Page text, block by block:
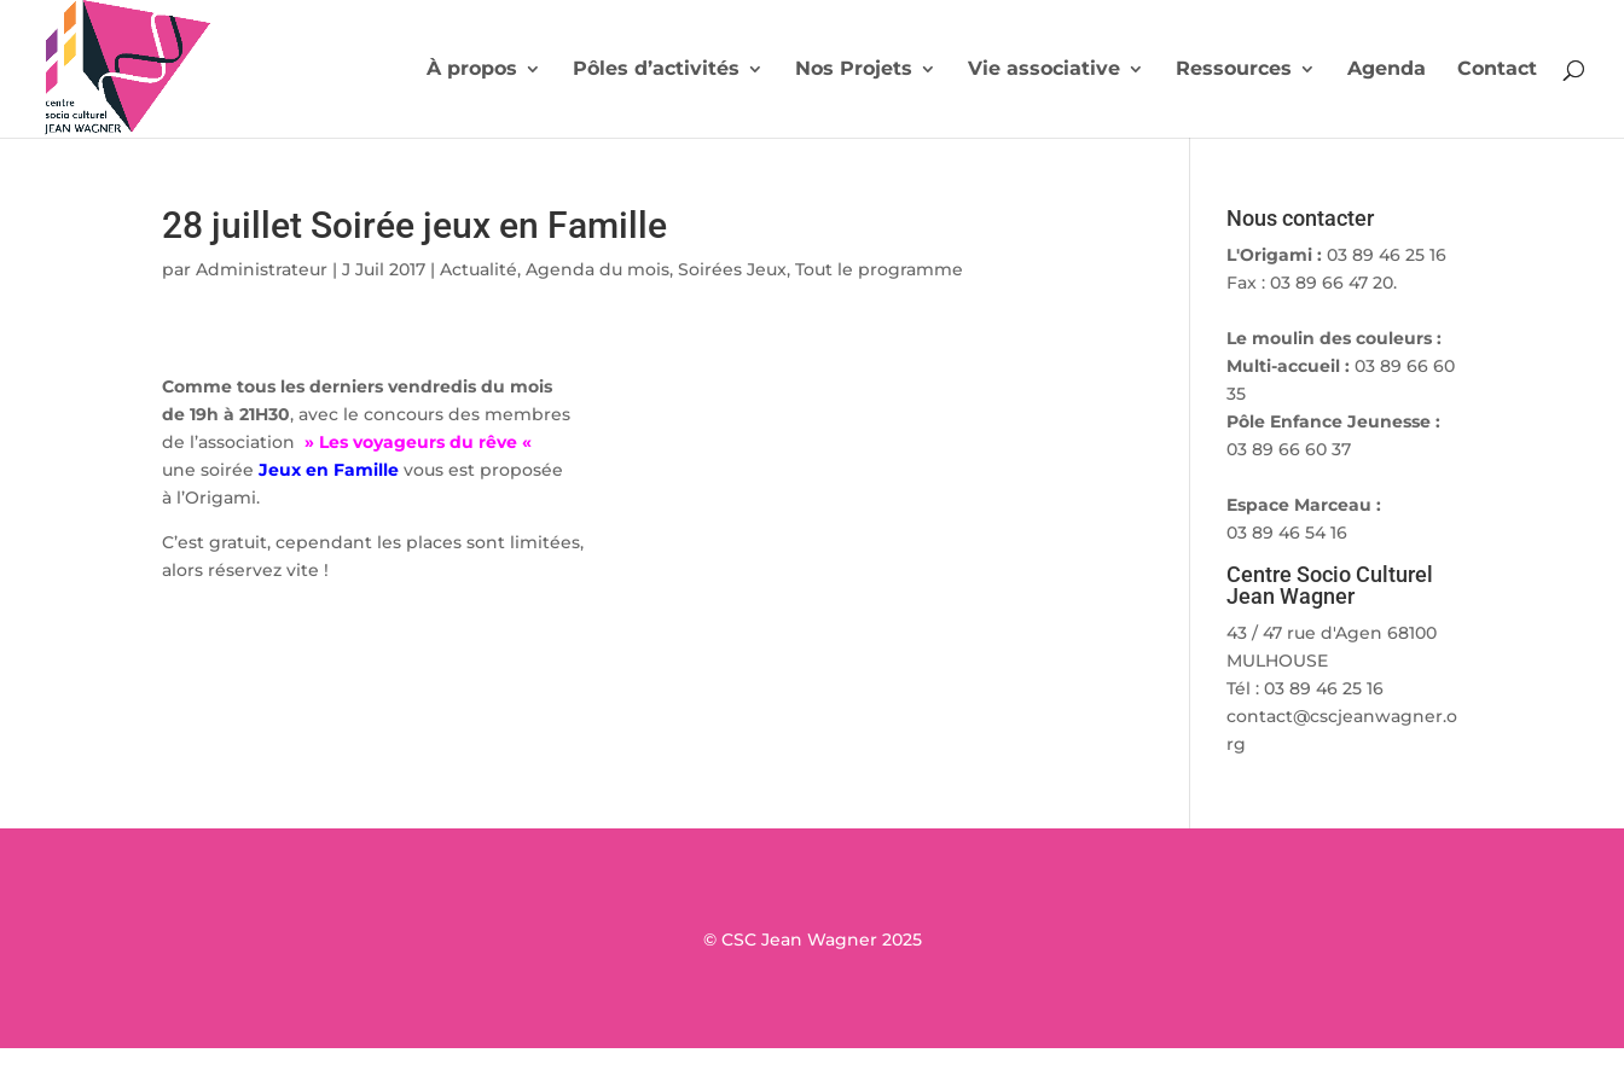
À propos Pôles d’activités Nos Projets Vie associative Ressources Agenda Contact
28 juillet Soirée jeux en Famille
parAdministrateur |J Juil 2017 |Actualité,Agenda du mois,Soirées Jeux,Tout le programme
Comme tous les derniers vendredis du mois
de 19h à 21H30, avec le concours des membres
de l’association » Les voyageurs du rêve «
une soiréeJeux en Famille vous est proposée
à l’Origami.
C’est gratuit, cependant les places sont limitées,
alors réservez vite !
Nous contacter
L'Origami :03 89 46 25 16
Fax : 03 89 66 47 20.
Le moulin des couleurs :
Multi-accueil :03 89 66 60
35
Pôle Enfance Jeunesse :
03 89 66 60 37
Espace Marceau :
03 89 46 54 16
Centre Socio Culturel
Jean Wagner
43 / 47 rue d'Agen 68100
MULHOUSE
Tél : 03 89 46 25 16
contact@cscjeanwagner.o
rg
© CSC Jean Wagner 2025